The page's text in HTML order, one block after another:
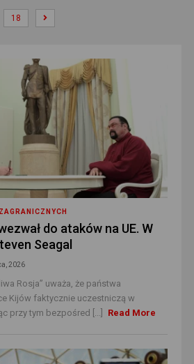
18
do ataków na UE. W
Seagal
2026
Rosja” uważa, że państwa
Kijów faktycznie uczestniczą w
przy tym bezpośred [...]
Read More